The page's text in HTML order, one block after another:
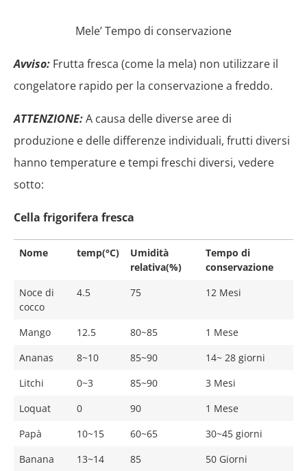
Mele’ Tempo di conservazione
Avviso: Frutta fresca (come la mela) non utilizzare il
congelatore rapido per la conservazione a freddo.
ATTENZIONE:A causa delle diverse aree di
produzione e delle differenze individuali, frutti diversi
hanno temperature e tempi freschi diversi, vedere
sotto:
Cella frigorifera fresca
Nome temp(°C)
Umidità
relativa(%)
Tempo di
conservazione
Noce di
cocco
4.5 75 12 Mesi
Mango 12.5 80~85
1 Mese
Ananas
8~10 85~90
14~ 28 giorni
Litchi
0~3 85~90
3 Mesi
Loquat
0 90
1 Mese
Papà
10~15 60~65
30~45 giorni
Banana
13~14 85 50 Giorni